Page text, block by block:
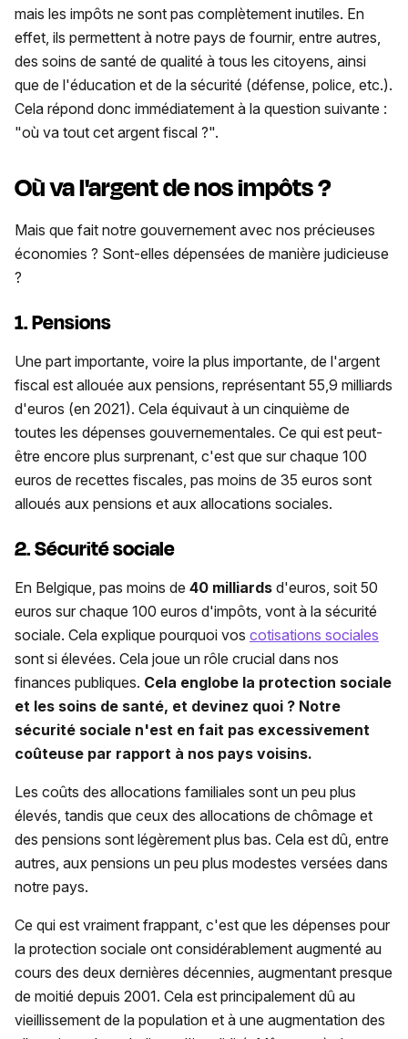
mais les impôts ne sont pas complètement inutiles. En
effet, ils permettent à notre pays de fournir, entre autres,
des soins de santé de qualité à tous les citoyens, ainsi
que de l'éducation et de la sécurité (défense, police, etc.).
Cela répond donc immédiatement à la question suivante :
"où va tout cet argent fiscal ?".
Où va l'argent de nos impôts ?
Mais que fait notre gouvernement avec nos précieuses
économies ? Sont-elles dépensées de manière judicieuse
?
1. Pensions
Une part importante, voire la plus importante, de l'argent
fiscal est allouée aux pensions, représentant 55,9 milliards
d'euros (en 2021). Cela équivaut à un cinquième de
toutes les dépenses gouvernementales. Ce qui est peut-
être encore plus surprenant, c'est que sur chaque 100
euros de recettes fiscales, pas moins de 35 euros sont
alloués aux pensions et aux allocations sociales.
2. Sécurité sociale
En Belgique, pas moins de 40 milliards d'euros, soit 50
euros sur chaque 100 euros d'impôts, vont à la sécurité
sociale. Cela explique pourquoi vos cotisations sociales
sont si élevées. Cela joue un rôle crucial dans nos
finances publiques. Cela englobe la protection sociale
et les soins de santé, et devinez quoi ? Notre
sécurité sociale n'est en fait pas excessivement
coûteuse par rapport à nos pays voisins.
Les coûts des allocations familiales sont un peu plus
élevés, tandis que ceux des allocations de chômage et
des pensions sont légèrement plus bas. Cela est dû, entre
autres, aux pensions un peu plus modestes versées dans
notre pays.
Ce qui est vraiment frappant, c'est que les dépenses pour
la protection sociale ont considérablement augmenté au
cours des deux dernières décennies, augmentant presque
de moitié depuis 2001. Cela est principalement dû au
vieillissement de la population et à une augmentation des